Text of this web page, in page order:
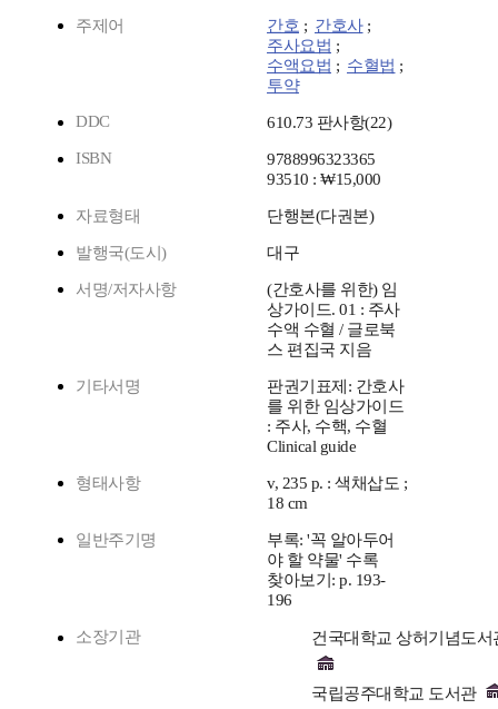
주제어 간호 ; 간호사;
주사요법 ;
수액요법 ; 수혈법 ;
투약
DDC
610.73 판사항(22)
ISBN
9788996323365
93510 : ₩15,000
자료형태 단행본(다권본)
발행국(도시) 대구
서명/저자사항
(간호사를 위한) 임
상가이드. 01 : 주사
수액 수혈 / 글로북
스 편집국 지음
기타서명
판권기표제: 간호사
를 위한 임상가이드
: 주사, 수핵, 수혈
Clinical guide
형태사항
v, 235 p. : 색채삽도 ;
18 cm
일반주기명
부록: '꼭 알아두어
야 할 약물' 수록
찾아보기: p. 193-
196
소장기관 건국대학교 상허기념도서
국립공주대학교 도서관